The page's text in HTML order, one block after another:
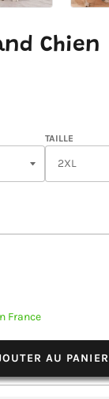
Chien
TAILLE
France
AU PANIER